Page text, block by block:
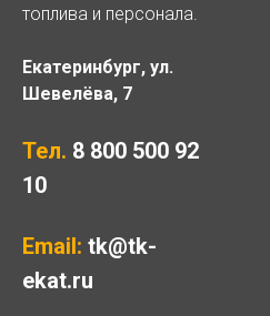
топлива и персонала.
Екатеринбург, ул.
Шевелёва, 7
Тел. 8 800 500 92
10
Email: tk@tk-
ekat.ru